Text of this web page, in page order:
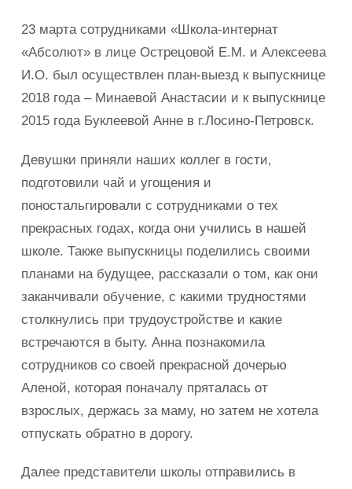
23 марта сотрудниками «Школа-интернат
«Абсолют» в лице Острецовой Е.М. и Алексеева
И.О. был осуществлен план-выезд к выпускнице
2018 года – Минаевой Анастасии и к выпускнице
2015 года Буклеевой Анне в г.Лосино-Петровск.
Девушки приняли наших коллег в гости,
подготовили чай и угощения и
поностальгировали с сотрудниками о тех
прекрасных годах, когда они учились в нашей
школе. Также выпускницы поделились своими
планами на будущее, рассказали о том, как они
заканчивали обучение, с какими трудностями
столкнулись при трудоустройстве и какие
встречаются в быту. Анна познакомила
сотрудников со своей прекрасной дочерью
Аленой, которая поначалу пряталась от
взрослых, держась за маму, но затем не хотела
отпускать обратно в дорогу.
Далее представители школы отправились в